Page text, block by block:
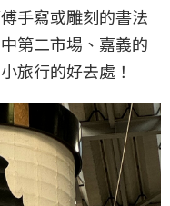
手寫或雕刻的書法
第二市場、嘉義的
旅行的好去處！